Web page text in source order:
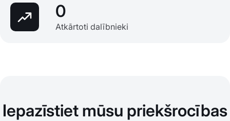
0
Atkārtoti dalībnieki
Iepazīstiet mūsu priekšrocības